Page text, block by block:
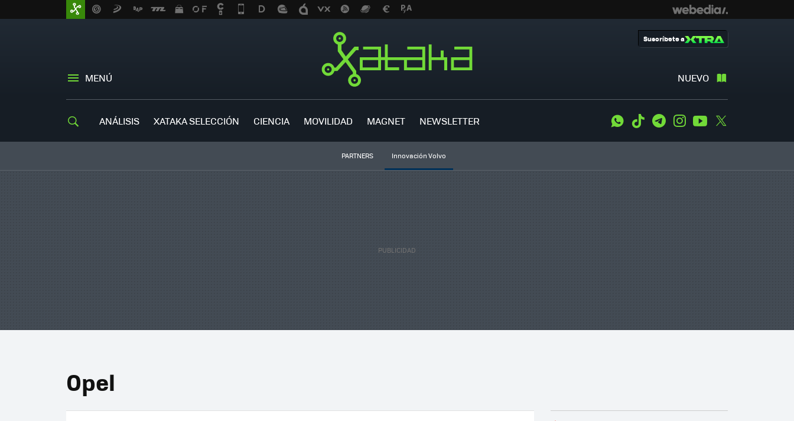
MENÚ NUEVO
Suscríbete a
ANÁLISIS XATAKA SELECCIÓN CIENCIA MOVILIDAD MAGNET NEWSLETTER WhatsApp
Tiktok TelegramInstagramYoutube
PARTNERS Innovación Volvo
Opel